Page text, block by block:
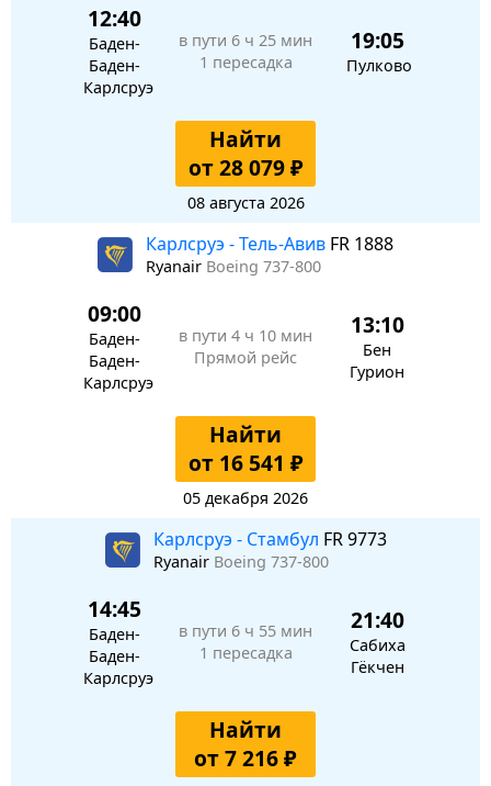
12:40
Баден-
Баден-
Карлсруэ
в пути 6 ч 25 мин
1 пересадка
19:05
Пулково
Найти
от 28 079 ₽
08 августа 2026
Карлсруэ - Тель-Авив FR 1888
Ryanair Boeing 737-800
09:00
Баден-
Баден-
Карлсруэ
в пути 4 ч 10 мин
Прямой рейс
13:10
Бен
Гурион
Найти
от 16 541 ₽
05 декабря 2026
Карлсруэ - Стамбул FR 9773
Ryanair Boeing 737-800
14:45
Баден-
Баден-
Карлсруэ
в пути 6 ч 55 мин
1 пересадка
21:40
Сабиха
Гёкчен
Найти
от 7 216 ₽